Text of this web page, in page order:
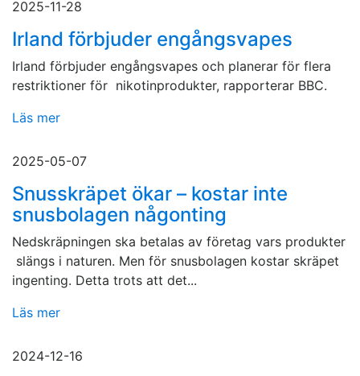
2025-11-28
Irland förbjuder engångsvapes
Irland förbjuder engångsvapes och planerar för flera
restriktioner för nikotinprodukter, rapporterar BBC.
Läs mer
2025-05-07
Snusskräpet ökar – kostar inte
snusbolagen någonting
Nedskräpningen ska betalas av företag vars produkter
slängs i naturen. Men för snusbolagen kostar skräpet
ingenting. Detta trots att det...
Läs mer
2024-12-16